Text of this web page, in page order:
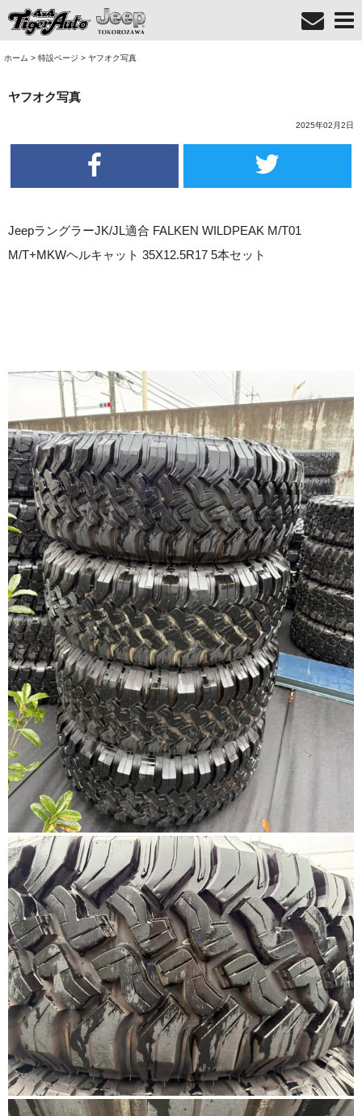
ホーム > 特設ページ > ヤフオク写真
ヤフオク写真
2025年02月2日
JeepラングラーJK/JL適合 FALKEN WILDPEAK M/T01
M/T+MKWヘルキャット 35X12.5R17 5本セット